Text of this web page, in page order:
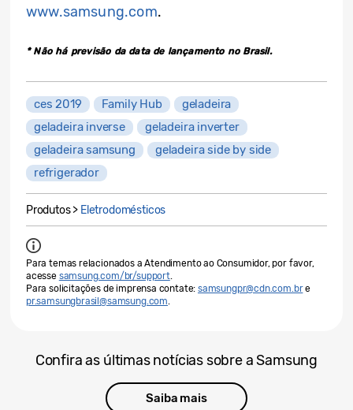
www.samsung.com.
* Não há previsão da data de lançamento no Brasil.
ces 2019 Family Hub
geladeira
geladeira inverse
geladeira inverter
geladeira samsung
geladeira side by side
refrigerador
Produtos > Eletrodomésticos
Para temas relacionados a Atendimento ao Consumidor, por favor,
acesse samsung.com/br/support.
Para solicitações de imprensa contate: samsungpr@cdn.com.bre
pr.samsungbrasil@samsung.com.
Confira as últimas notícias sobre a Samsung
Saiba mais